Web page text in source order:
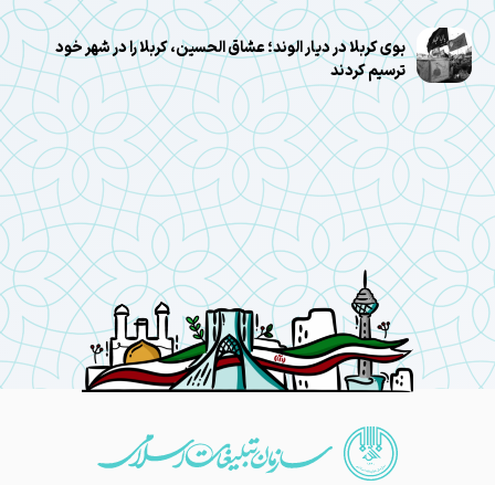
بوی کربلا در دیار الوند؛ عشاق الحسین، کربلا را در شهر خود
ترسیم کردند